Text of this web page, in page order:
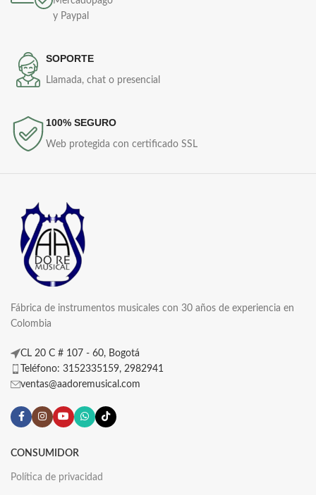
y Paypal
SOPORTE
Llamada, chat o presencial
100% SEGURO
Web protegida con certificado SSL
Fábrica de instrumentos musicales con 30 años de experiencia en
Colombia
CL 20 C # 107 - 60, Bogotá
Teléfono: 3152335159, 2982941
ventas@aadoremusical.com
CONSUMIDOR
Política de privacidad